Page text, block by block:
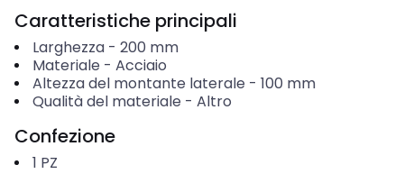
Caratteristiche principali
Larghezza- 200 mm
Materiale - Acciaio
Altezza del montante laterale - 100 mm
Qualità del materiale - Altro
Confezione
1 PZ